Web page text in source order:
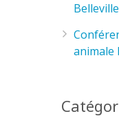
animale